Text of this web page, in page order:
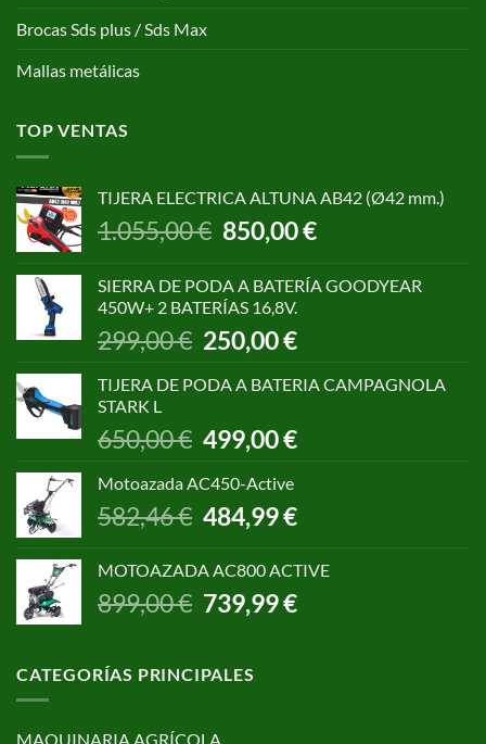
Brocas Sds plus / Sds Max
Mallas metálicas
TOP VENTAS
TIJERA ELECTRICA ALTUNA AB42 (Ø42 mm.)
1.055,00€ El
precio
era:
1.055,00 €.
850,00€El
precio
es:
SIERRA DE PODA A BATERÍA GOODYEAR
450W+ 2 BATERÍAS 16,8V.
299,00€ El
precio
original
299,00 €.
250,00€El
precio
actual
250,00 €.
TIJERA DE PODA A BATERIA CAMPAGNOLA
STARK L
650,00€
El
precio
original
650,00 €.
499,00€El
precio
499,00 €.
Motoazada AC450-Active
582,46€
El
precio
era:
582,46 €.
484,99€El
precio
es:
484,99 €.
MOTOAZADA AC800 ACTIVE
899,00€ El
precio
era:
899,00 €.
739,99€El
precio
CATEGORÍAS PRINCIPALES
MAQUINARIA AGRÍCOLA